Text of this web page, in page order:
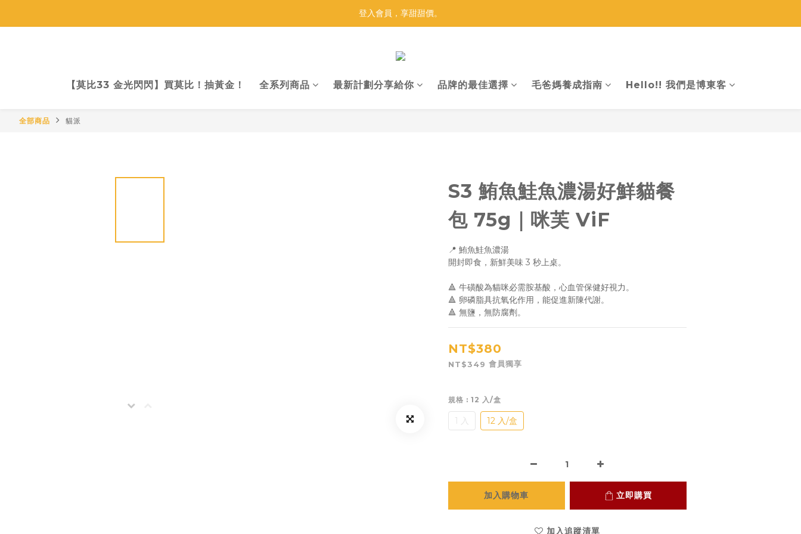
【莫比33 金光閃閃】買莫比，抽黃金！
登入會員，享甜甜價。
【莫比33 金光閃閃】買莫比！抽黃金！ 全系列商品 最新計劃分享給你 品牌的最佳選擇 毛爸媽養成指南 Hello!! 我們是博東客
全部商品 貓派
S3 鮪魚鮭魚濃湯好鮮貓餐
包 75g｜咪芙 ViF
📍 鮪魚鮭魚濃湯
開封即食，新鮮美味 3 秒上桌。
🔺 牛磺酸為貓咪必需胺基酸，心血管保健好視力。
🔺 卵磷脂具抗氧化作用，能促進新陳代謝。
🔺 無鹽，無防腐劑。
NT$380
NT$349 會員獨享
規格 : 12 入/盒
1 入 12 入/盒
加入購物車 立即購買
加入追蹤清單